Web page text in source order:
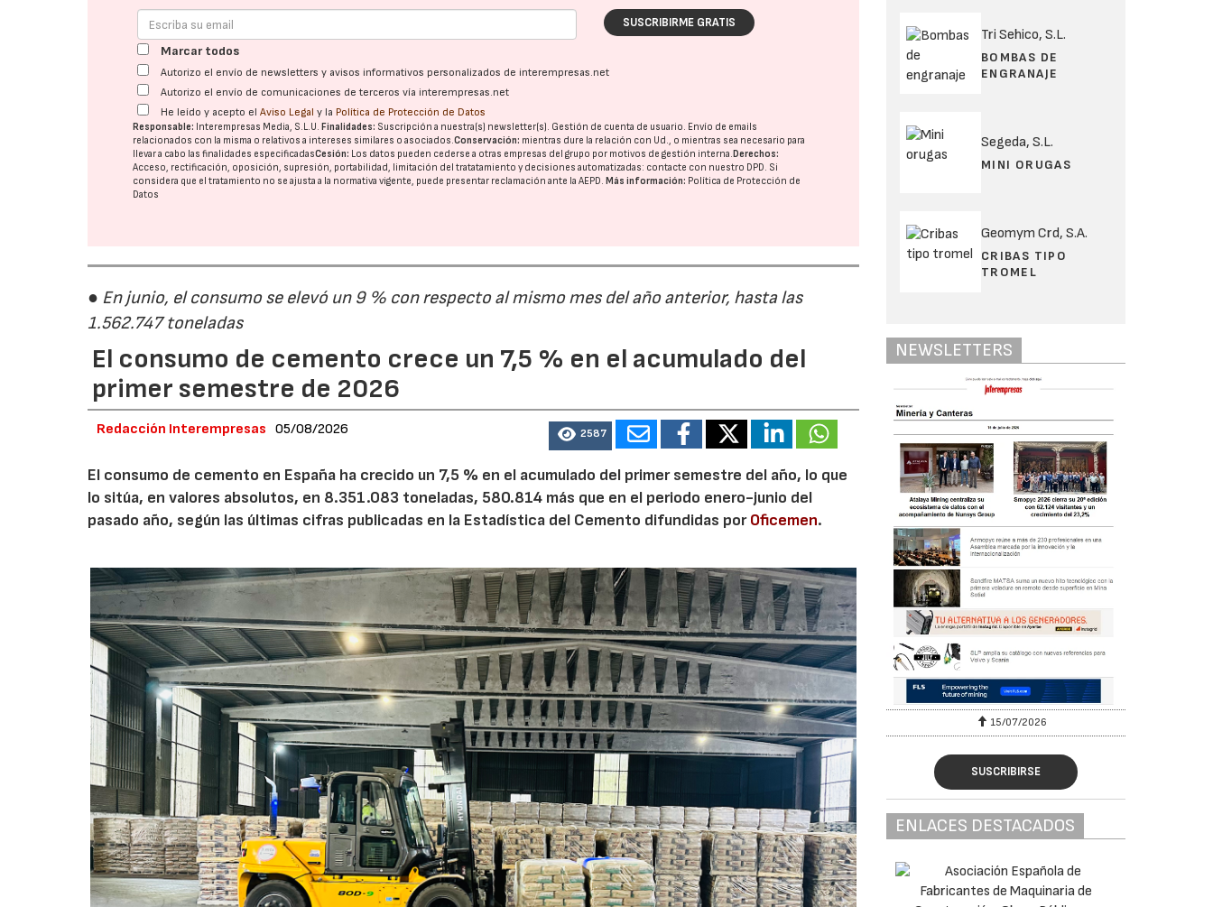
SUSCRIBIRME GRATIS
Marcar todos
Autorizo el envío de newsletters y avisos informativos personalizados de interempresas.net
Autorizo el envío de comunicaciones de terceros vía interempresas.net
He leído y acepto elAviso Legal y la Política de Protección de Datos
Responsable: Interempresas Media, S.L.U. Finalidades: Suscripción a nuestra(s) newsletter(s). Gestión de cuenta de usuario. Envío de emails
relacionados con la misma o relativos a intereses similares o asociados.Conservación: mientras dure la relación con Ud., o mientras sea necesario para
llevar a cabo las finalidades especificadasCesión: Los datos pueden cederse a otras empresas del grupo por motivos de gestión interna. Derechos:
Acceso, rectificación, oposición, supresión, portabilidad, limitación del tratatamiento y decisiones automatizadas: contacte con nuestro DPD. Si
considera que el tratamiento no se ajusta a la normativa vigente, puede presentar reclamación ante laAEPD. Más información: Política de Protección de
Datos
● En junio, el consumo se elevó un 9 % con respecto al mismo mes del año anterior, hasta las
1.562.747 toneladas
El consumo de cemento crece un 7,5 % en el acumulado del
primer semestre de 2026
Redacción Interempresas 05/08/2026 2587
El consumo de cemento en España ha crecido un 7,5 % en el acumulado del primer semestre del año, lo que
lo sitúa, en valores absolutos, en 8.351.083 toneladas, 580.814 más que en el periodo enero-junio del
pasado año, según las últimas cifras publicadas en la Estadística del Cemento difundidas porOficemen.
Tri Sehico, S.L.
BOMBAS DE
ENGRANAJE
Segeda, S.L.
MINI ORUGAS
Geomym Crd, S.A.
CRIBAS TIPO
TROMEL
NEWSLETTERS
15/07/2026 29/07/2026 15/07/2026
SUSCRIBIRSE
ENLACES DESTACADOS